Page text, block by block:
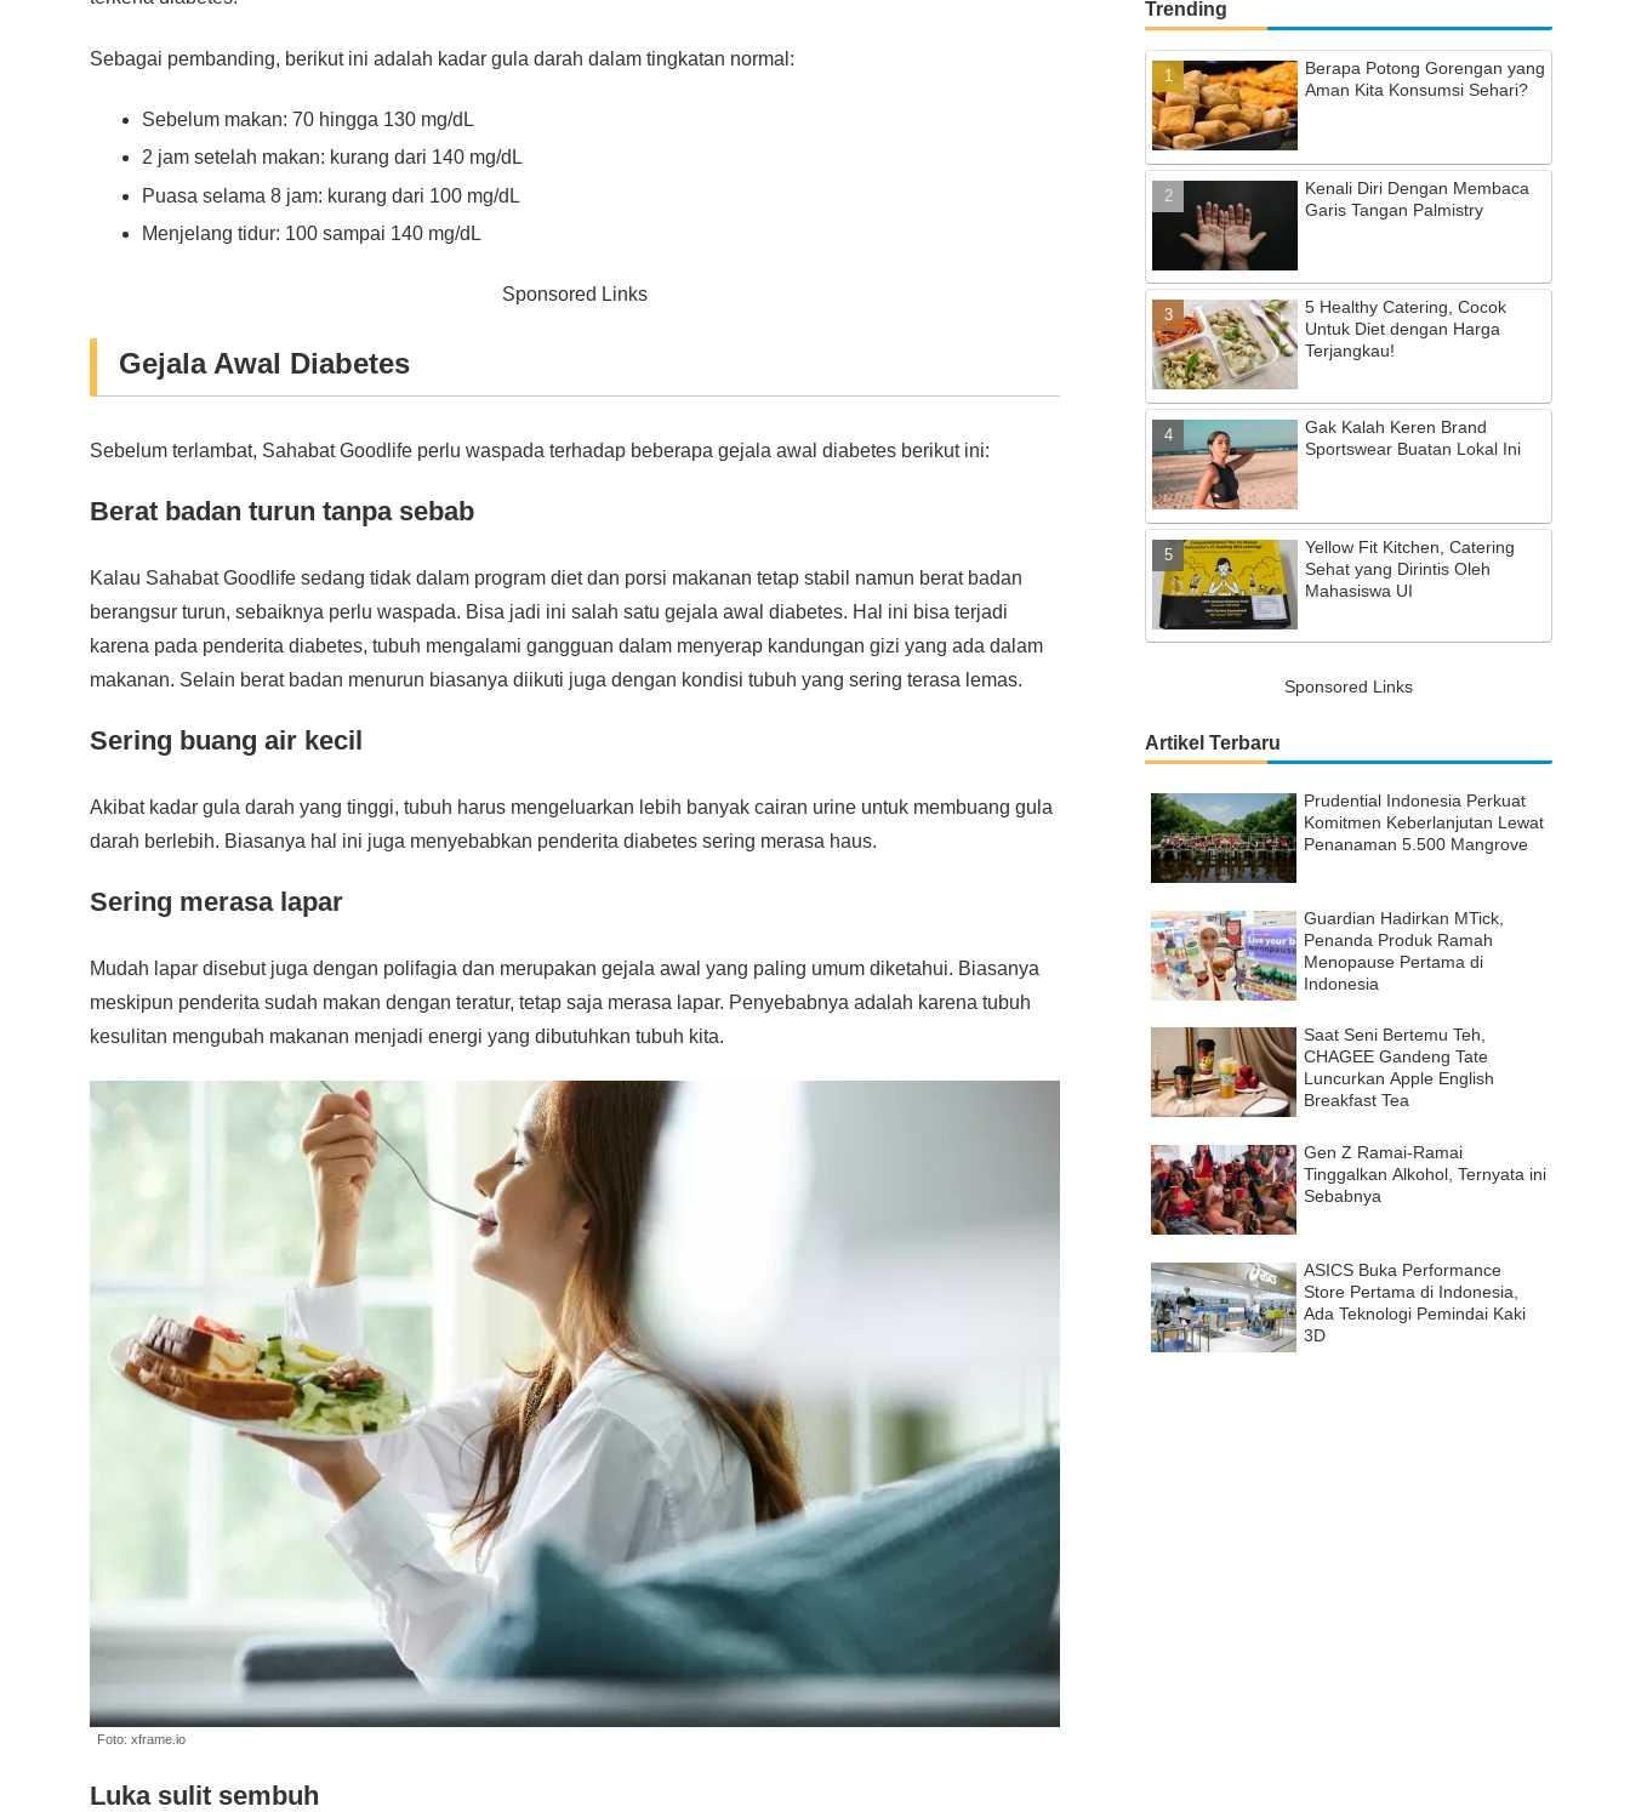
Sebagai pembanding, berikut ini adalah kadar gula darah dalam tingkatan normal:
Sebelum makan: 70 hingga 130 mg/dL
2 jam setelah makan: kurang dari 140 mg/dL
Puasa selama 8 jam: kurang dari 100 mg/dL
Menjelang tidur: 100 sampai 140 mg/dL
Sponsored Links
Gejala Awal Diabetes
Sebelum terlambat, Sahabat Goodlife perlu waspada terhadap beberapa gejala awal diabetes berikut ini:
Berat badan turun tanpa sebab
Kalau Sahabat Goodlife sedang tidak dalam program diet dan porsi makanan tetap stabil namun berat badan
berangsur turun, sebaiknya perlu waspada. Bisa jadi ini salah satu gejala awal diabetes. Hal ini bisa terjadi
karena pada penderita diabetes, tubuh mengalami gangguan dalam menyerap kandungan gizi yang ada dalam
makanan. Selain berat badan menurun biasanya diikuti juga dengan kondisi tubuh yang sering terasa lemas.
Sering buang air kecil
Akibat kadar gula darah yang tinggi, tubuh harus mengeluarkan lebih banyak cairan urine untuk membuang gula
darah berlebih. Biasanya hal ini juga menyebabkan penderita diabetes sering merasa haus.
Sering merasa lapar
Mudah lapar disebut juga dengan polifagia dan merupakan gejala awal yang paling umum diketahui. Biasanya
meskipun penderita sudah makan dengan teratur, tetap saja merasa lapar. Penyebabnya adalah karena tubuh
kesulitan mengubah makanan menjadi energi yang dibutuhkan tubuh kita.
Foto: xframe.io
Luka sulit sembuh
Trending
Berapa Potong Gorengan yang
Aman Kita Konsumsi Sehari?
Kenali Diri Dengan Membaca
Garis Tangan Palmistry
5 Healthy Catering, Cocok
Untuk Diet dengan Harga
Terjangkau!
Gak Kalah Keren Brand
Sportswear Buatan Lokal Ini
Yellow Fit Kitchen, Catering
Sehat yang Dirintis Oleh
Mahasiswa UI
Sponsored Links
Artikel Terbaru
Prudential Indonesia Perkuat
Komitmen Keberlanjutan Lewat
Penanaman 5.500 Mangrove
Guardian Hadirkan MTick,
Penanda Produk Ramah
Menopause Pertama di
Indonesia
Saat Seni Bertemu Teh,
CHAGEE Gandeng Tate
Luncurkan Apple English
Breakfast Tea
Gen Z Ramai-Ramai
Tinggalkan Alkohol, Ternyata ini
Sebabnya
ASICS Buka Performance
Store Pertama di Indonesia,
Ada Teknologi Pemindai Kaki
3D